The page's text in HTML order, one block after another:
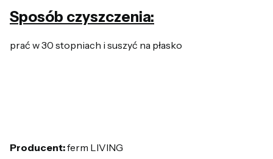
Sposób czyszczenia:
prać w 30 stopniach i suszyć na płasko
Producent:ferm LIVING